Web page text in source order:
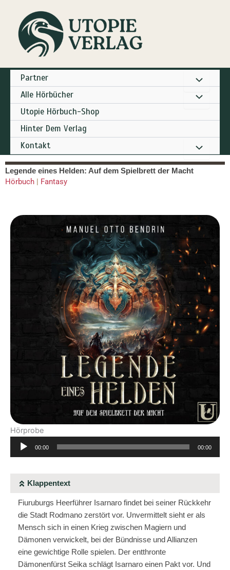
springen
Partner
Alle Hörbücher
Utopie Hörbuch-Shop
Hinter Dem Verlag
Kontakt
Legende eines Helden: Auf dem Spielbrett der Macht
Hörbuch | Fantasy
Hörprobe
Audio-
00:00 00:00
Klappentext
Fiuruburgs Heerführer Isarnaro findet bei seiner Rückkehr
die Stadt Rodmano zerstört vor. Unvermittelt sieht er als
Mensch sich in einen Krieg zwischen Magiern und
Dämonen verwickelt, bei der Bündnisse und Allianzen
eine gewichtige Rolle spielen. Der entthronte
Dämonenfürst Seika schlägt Isarnaro einen Pakt vor. Und